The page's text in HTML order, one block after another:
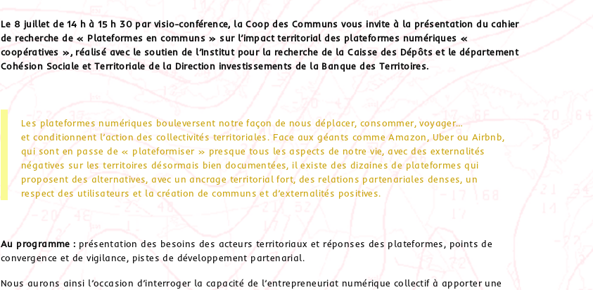
Le 8 juillet de 14 h à 15 h 30 par visio-conférence, la Coop des Communs vous invite à la présentation du cahier
de recherche de « Plateformes en communs » sur l’impact territorial des plateformes numériques «
coopératives », réalisé avec le soutien de l’Institut pour la recherche de la Caisse des Dépôts et le département
Cohésion Sociale et Territoriale de la Direction investissements de la Banque des Territoires.
Les plateformes numériques bouleversent notre façon de nous déplacer, consommer, voyager…
et conditionnent l’action des collectivités territoriales. Face aux géants comme Amazon, Uber ou Airbnb,
qui sont en passe de « plateformiser » presque tous les aspects de notre vie, avec des externalités
négatives sur les territoires désormais bien documentées, il existe des dizaines de plateformes qui
proposent des alternatives, avec un ancrage territorial fort, des relations partenariales denses, un
respect des utilisateurs et la création de communs et d’externalités positives.
Au programme : présentation des besoins des acteurs territoriaux et réponses des plateformes, points de
convergence et de vigilance, pistes de développement partenarial.
Nous aurons ainsi l’occasion d’interroger la capacité de l’entrepreneuriat numérique collectif à apporter une